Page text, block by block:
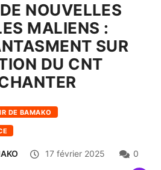
NOUVELLES
MALIENS :
SUR
DU CNT
DE BAMAKO
17 février 2025 0